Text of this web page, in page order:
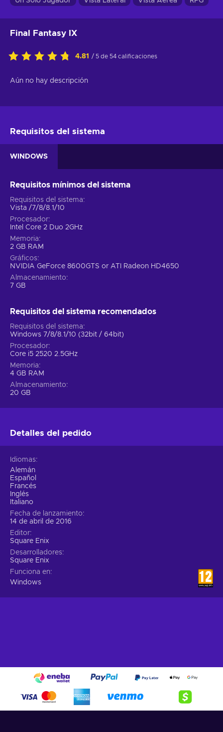
Final Fantasy IX
4.81 / 5 de 54 calificaciones
Aún no hay descripción
Requisitos del sistema
WINDOWS
Requisitos mínimos del sistema
Requisitos del sistema
Vista /7/8/8.1/10
Procesador
Intel Core 2 Duo 2GHz
Memoria
2 GB RAM
Gráficos
NVIDIA GeForce 8600GTS or ATI Radeon HD4650
Almacenamiento
7 GB
Requisitos del sistema recomendados
Requisitos del sistema
Windows 7/8/8.1/10 (32bit / 64bit)
Procesador
Core i5 2520 2.5GHz
Memoria
4 GB RAM
Almacenamiento
20 GB
Detalles del pedido
Idiomas
Alemán
Español
Francés
Inglés
Italiano
Fecha de lanzamiento
14 de abril de 2016
Editor
Square Enix
Desarrolladores
Square Enix
Funciona en
Windows